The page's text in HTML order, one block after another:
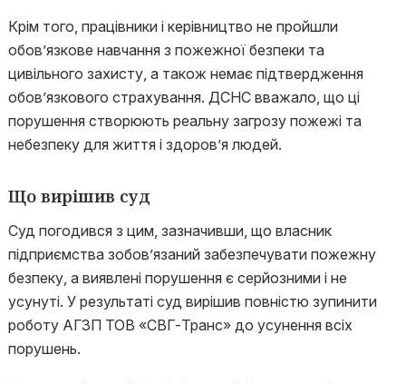
Крім того, працівники і керівництво не пройшли
обов’язкове навчання з пожежної безпеки та
цивільного захисту, а також немає підтвердження
обов’язкового страхування. ДСНС вважало, що ці
порушення створюють реальну загрозу пожежі та
небезпеку для життя і здоров’я людей.
Що вирішив суд
Суд погодився з цим, зазначивши, що власник
підприємства зобов’язаний забезпечувати пожежну
безпеку, а виявлені порушення є серйозними і не
усунуті. У результаті суд вирішив повністю зупинити
роботу АГЗП ТОВ «СВГ-Транс» до усунення всіх
порушень.